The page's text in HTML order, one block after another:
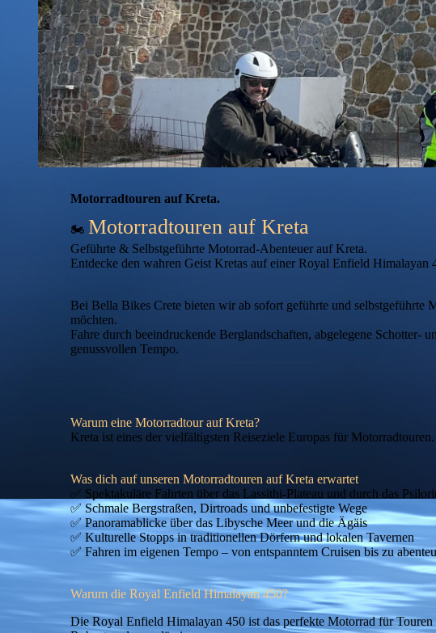
Motorradtouren auf Kreta.
🏍️ Motorradtouren auf Kreta
Geführte & Selbstgeführte Motorrad-Abenteuer auf Kreta.
Entdecke den wahren Geist Kretas auf einer Royal Enfield Himalayan
Bei Bella Bikes Crete bieten wir ab sofort geführte und selbstgeführte
möchten.
Fahre durch beeindruckende Berglandschaften, abgelegene Schotter-
genussvollen Tempo.
Warum eine Motorradtour auf Kreta?
Kreta ist eines der vielfältigsten Reiseziele Europas für
Was dich auf unseren Motorradtouren auf Kreta erwartet
✅ Spektakuläre Fahrten über das Lassithi-Plateau und durch das
✅ Schmale Bergstraßen, Dirtroads und unbefestigte Wege
✅ Panoramablicke über das Libysche Meer und die Ägäis
✅ Kulturelle Stopps in traditionellen Dörfern und lokalen Tavernen
✅ Fahren im eigenen Tempo – von entspanntem Cruisen bis zu
Warum die Royal Enfield Himalayan 450?
Die Royal Enfield Himalayan 450 ist das perfekte Motorrad für